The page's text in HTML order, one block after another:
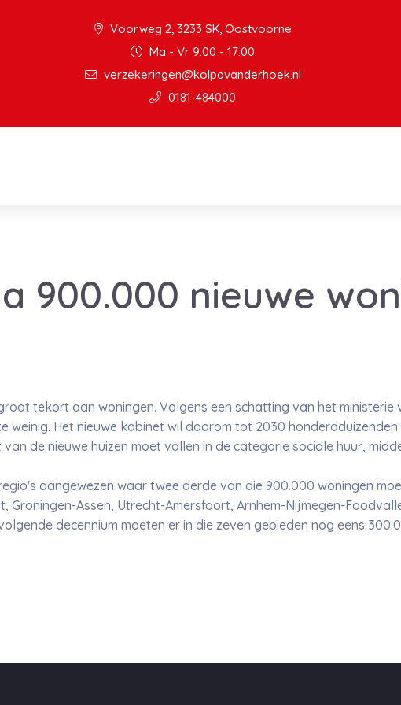
Voorweg 2, 3233 SK, Oostvoorne
Ma - Vr 9:00 - 17:00
verzekeringen@kolpavanderhoek.nl
0181-484000
900.000 nieuwe
tekort aan woningen. Volgens een schatting van het ministerie
weinig. Het nieuwe kabinet wil daarom tot 2030
van de nieuwe huizen moet vallen in de categorie sociale huur,
aangewezen waar twee derde van die 900.000 woningen
Groningen-Assen, Utrecht-Amersfoort, Arnhem-Nijmegen-
decennium moeten er in die zeven gebieden nog eens